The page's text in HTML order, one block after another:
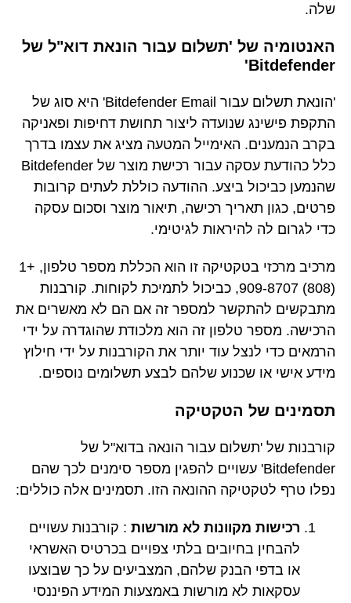
שלה.
האנטומיה של 'תשלום עבור הונאת דוא"ל של
Bitdefender'
'הונאת תשלום עבור Bitdefender Email' היא סוג של
התקפת פישינג שנועדה ליצור תחושת דחיפות ופאניקה
בקרב הנמענים. האימייל המטעה מציג את עצמו בדרך
כלל כהודעת עסקה עבור רכישת מוצר של Bitdefender
שהנמען כביכול ביצע. ההודעה כוללת לעתים קרובות
פרטים, כגון תאריך רכישה, תיאור מוצר וסכום עסקה
כדי לגרום לה להיראות לגיטימי.
מרכיב מרכזי בטקטיקה זו הוא הכללת מספר טלפון, +1
(808) 909-8707, כביכול לתמיכת לקוחות. קורבנות
מתבקשים להתקשר למספר זה אם הם לא מאשרים את
הרכישה. מספר טלפון זה הוא מלכודת שהוגדרה על ידי
הרמאים כדי לנצל עוד יותר את הקורבנות על ידי חילוץ
מידע אישי או שכנוע שלהם לבצע תשלומים נוספים.
תסמינים של הטקטיקה
קורבנות של 'תשלום עבור הונאה בדוא"ל של
Bitdefender' עשויים להפגין מספר סימנים לכך שהם
נפלו טרף לטקטיקה ההונאה הזו. תסמינים אלה כוללים:
רכישות מקוונות לא מורשות : קורבנות עשויים
להבחין בחיובים בלתי צפויים בכרטיס האשראי
או בדפי הבנק שלהם, המצביעים על כך שבוצעו
עסקאות לא מורשות באמצעות המידע הפיננסי